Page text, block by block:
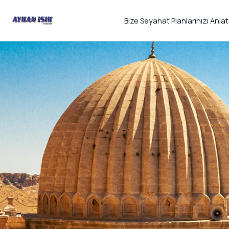
Bize Seyahat Planlarınızı